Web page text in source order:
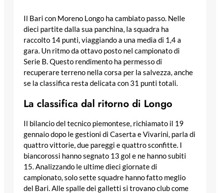
Il Bari con Moreno Longo ha cambiato passo. Nelle
dieci partite dalla sua panchina, la squadra ha
raccolto 14 punti, viaggiando a una media di 1,4 a
gara. Un ritmo da ottavo posto nel campionato di
Serie B. Questo rendimento ha permesso di
recuperare terreno nella corsa per la salvezza, anche
se la classifica resta delicata con 31 punti totali.
La classifica dal ritorno di Longo
Il bilancio del tecnico piemontese, richiamato il 19
gennaio dopo le gestioni di Caserta e Vivarini, parla di
quattro vittorie, due pareggi e quattro sconfitte. I
biancorossi hanno segnato 13 gol e ne hanno subiti
15. Analizzando le ultime dieci giornate di
campionato, solo sette squadre hanno fatto meglio
del Bari. Alle spalle dei galletti si trovano club come